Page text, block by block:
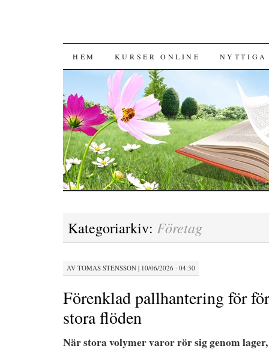
HOPPA TILL INNEHÅLL
HEM KURSER ONLINE
Kategoriarkiv: Företag
AV TOMAS STENSSON | 10/06/2026 · 04:30
Förenklad pallhantering för
stora flöden
När stora volymer varor rör sig genom